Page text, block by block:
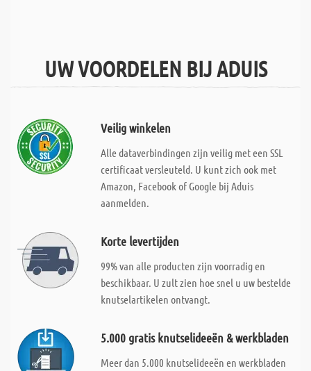
UW VOORDELEN BIJ ADUIS
Veilig winkelen
Alle dataverbindingen zijn veilig met een SSL
certificaat versleuteld. U kunt zich ook met
Amazon, Facebook of Google bij Aduis
aanmelden.
Korte levertijden
99% van alle producten zijn voorradig en
beschikbaar. U zult zien hoe snel u uw bestelde
knutselartikelen ontvangt.
5.000 gratis knutselideeën & werkbladen
Meer dan 5.000 knutselideeën en werkbladen